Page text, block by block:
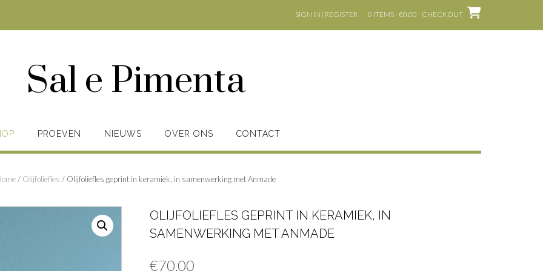
SIGN IN | REGISTER 0 ITEMS - €0,00 CHECKOUT
Sal e Pimenta
PROEVEN NIEUWS OVER ONS CONTACT
/ Olijfoliefles / Olijfoliefles geprint in keramiek, in samenwerking met Anmade
OLIJFOLIEFLES GEPRINT IN KERAMIEK, IN
SAMENWERKING MET ANMADE
€70,00